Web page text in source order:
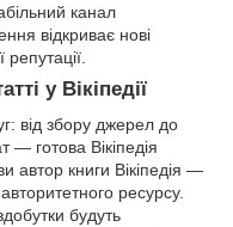
канал
відкриває нові
у Вікіпедії
від збору джерел до
— готова Вікіпедія
автор книги Вікіпедія —
ресурсу.
будуть